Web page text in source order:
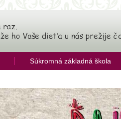
Súkromná základná škola